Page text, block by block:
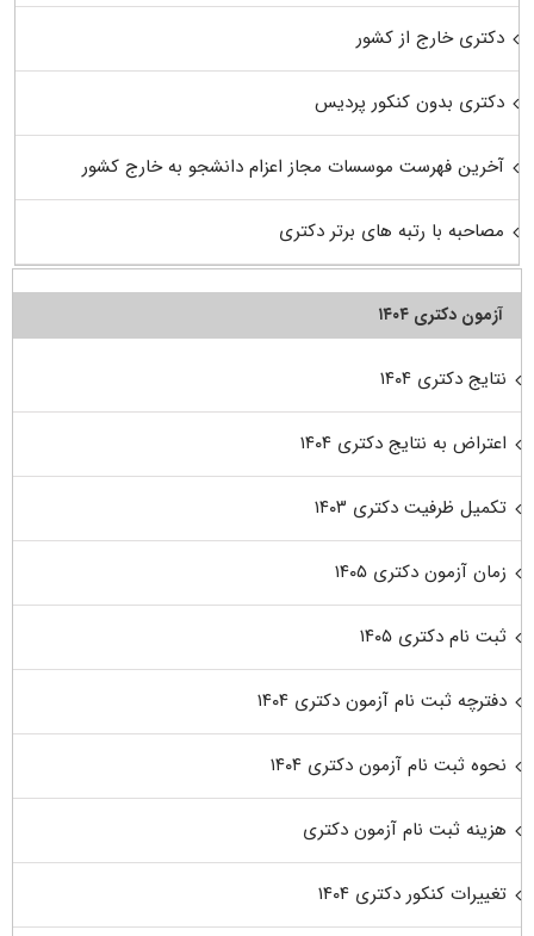
دکتری خارج از کشور
دکتری بدون کنکور پردیس
آخرین فهرست موسسات مجاز اعزام دانشجو به خارج کشور
مصاحبه با رتبه های برتر دکتری
آزمون دکتری ۱۴۰۴
نتایج دکتری ۱۴۰۴
اعتراض به نتایج دکتری ۱۴۰۴
تکمیل ظرفیت دکتری ۱۴۰۳
زمان آزمون دکتری ۱۴۰۵
ثبت نام دکتری ۱۴۰۵
دفترچه ثبت نام آزمون دکتری ۱۴۰۴
نحوه ثبت نام آزمون دکتری ۱۴۰۴
هزینه ثبت نام آزمون دکتری
تغییرات کنکور دکتری ۱۴۰۴